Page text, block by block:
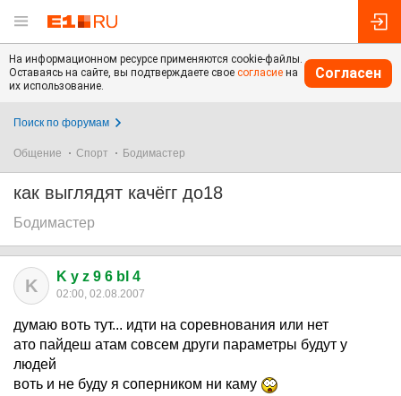
На информационном ресурсе применяются cookie-файлы.
Оставаясь на сайте, вы подтверждаете свое согласие на
их использование.
Согласен
Поиск по форумам
Общение Спорт Бодимастер
как выглядят качёгг до18
Бодимастер
K K y z 9 6 bl 4
02:00, 02.08.2007
думаю воть тут... идти на соревнования или нет
ато пайдеш атам совсем други параметры будут у
людей
воть и не буду я соперником ни каму